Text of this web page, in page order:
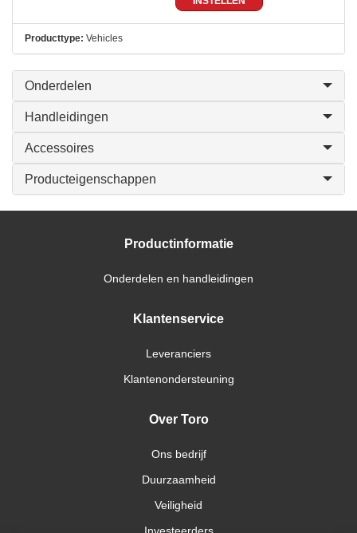
Producttype: Vehicles
Onderdelen
Handleidingen
Accessoires
Producteigenschappen
Productinformatie
Onderdelen en handleidingen
Klantenservice
Leveranciers
Klantenondersteuning
Over Toro
Ons bedrijf
Duurzaamheid
Veiligheid